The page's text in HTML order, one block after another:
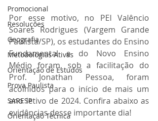
Promocional
Resoluções
Geografia
Metodologias Ativas
Orientação de Estudos
Prova Paulista
SARESP
Orientação Técnica
Por esse motivo, no PEI Valêncio
Soares Rodrigues (Vargem Grande
Paulista/SP), os estudantes do Ensino
Fundamental e do Novo Ensino
Médio foram, sob a facilitação do
Prof. Jonathan Pessoa, foram
acolhidos para o início de mais um
ano letivo de 2024. Confira abaixo as
evidências desse importante dia!